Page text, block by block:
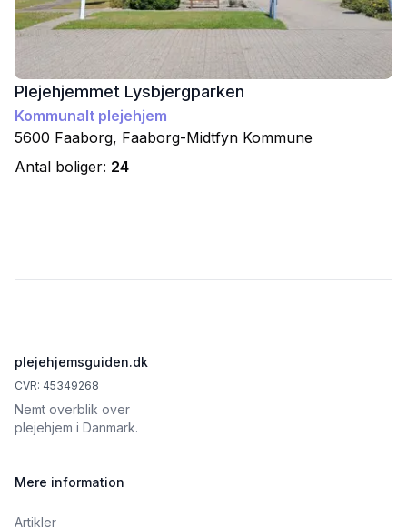
Plejehjemmet Lysbjergparken
Kommunalt plejehjem
5600 Faaborg, Faaborg-Midtfyn Kommune
Antal boliger: 24
plejehjemsguiden.dk
CVR: 45349268
Nemt overblik over
plejehjem i Danmark.
Mere information
Artikler